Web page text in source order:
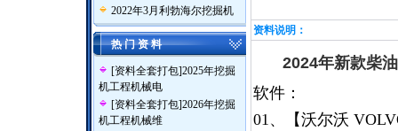
2022年3月利勃海尔挖掘机
热 门 资 料
[资料全套打包]2025年挖掘
机工程机械电
[资料全套打包]2026年挖掘
机工程机械维
资料说明：
2024年新款柴
软件：
01、【沃尔沃